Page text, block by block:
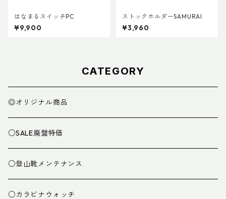
はなまるスイッチPC
¥9,900
ストックホルダーSAMURAI
¥3,960
CATEGORY
◎オリジナル商品
○SALE廃盤特価
○登山靴メンテナンス
○カラビナウォッチ